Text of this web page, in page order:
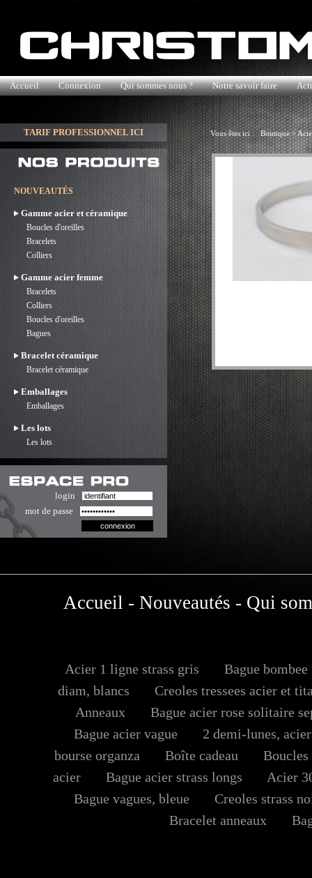
Accueil Connexion Qui sommes nous ? Notre savoir faire
TARIF PROFESSIONNEL ICI
NOUVEAUTÉS
Gamme acier et céramique
Boucles d'oreilles
Bracelets
Colliers
Gamme acier femme
Bracelets
Colliers
Boucles d'oreilles
Bagues
Bracelet céramique
Bracelet céramique
Emballages
Emballages
Les lots
Les lots
login
mot de passe
Vous êtes ici :Boutique>
Accueil - Nouveautés - Qui
Acier 1 ligne strass gris
Bague bombee
diam, blancs
Creoles tressees acier et
Anneaux
Bague acier rose solitaire
Bague acier vague
2 demi-lunes,
bourse organza
Boîte cadeau
Boucles
acier
Bague acier strass longs
Acier
Bague vagues, bleue
Creoles strass
Bracelet anneaux